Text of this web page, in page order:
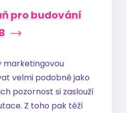
pro budování
marketingovou
velmi podobně jako
pozornost si zaslouží
Z toho pak těží